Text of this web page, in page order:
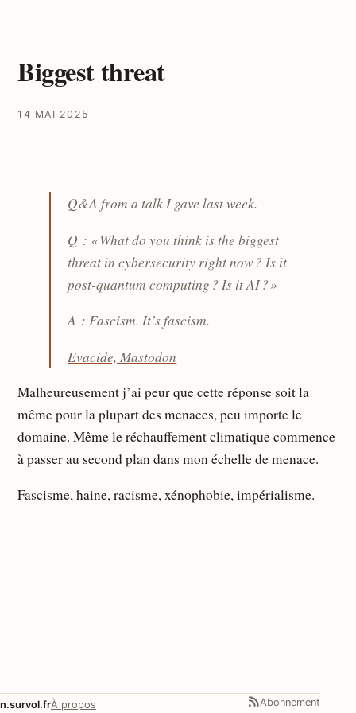
Biggest threat
14 MAI 2025
Q&A from a talk I gave last week.
Q : « What do you think is the biggest
threat in cybersecurity right now ? Is it
post-quantum computing ? Is it AI ? »
A : Fascism. It’s fascism.
Evacide, Mastodon
Malheureusement j’ai peur que cette réponse soit la
même pour la plupart des menaces, peu importe le
domaine. Même le réchauffement climatique commence
à passer au second plan dans mon échelle de menace.
Fascisme, haine, racisme, xénophobie, impérialisme.
n.survol.frÀ propos Abonnement